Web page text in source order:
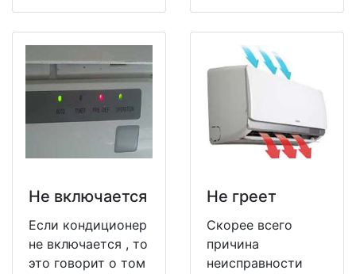
Не включается
Если кондиционер
не включается , то
это говорит о том
Не греет
Скорее всего
причина
неисправности